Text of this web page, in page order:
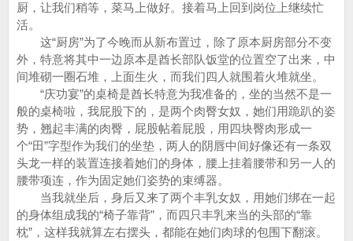
厨，让我们稍等，菜马上做好。接着马上回到岗位上继续忙
活。
这“厨房”为了今晚而从新布置过，除了原本厨房部分不变
外，特意将其中一边原本是酋长部队饭堂的位置空了出来，中
间堆砌一圈石堆，上面生火，而我们四人就围着火堆就坐。
“庆功宴”的桌椅是酋长特意为我准备的，坐的当然不是一
般的桌椅啦，我屁股下的，是两个肉臀女奴，她们用跪趴的姿
势，翘起丰满的肉臀，屁股帖着屁股，用四块臀肉形成一
个“田”字型作为我们的坐垫，两人的阴唇中间好像还有一条双
头龙一样的装置连接着她们的身体，腰上挂着腰带和另一人的
腰带项连，作为固定她们姿势的束缚器。
当我就坐后，身后又来了两个丰乳女奴，用她们绑在一起
的身体组成我的“椅子靠背”，而四只丰乳来当的头部的“靠
枕”，这样我就算左右摆头，都能在她们肉球的包围下翻滚。